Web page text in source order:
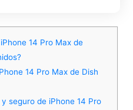
14 Pro Max de
14 Pro Max de Dish
seguro de iPhone 14 Pro